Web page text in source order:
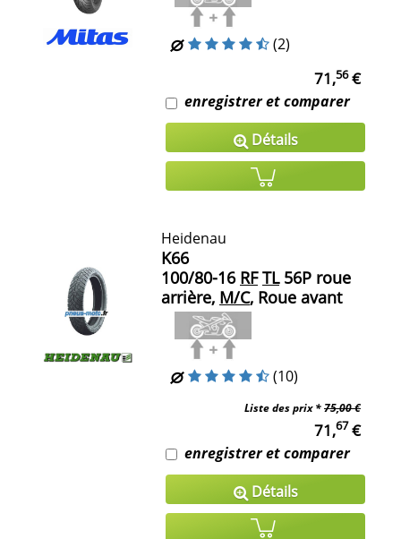
(2)
71,56€
enregistrer et comparer
Détails
Heidenau
K66
100/80-16 RF TL56P roue
arrière, M/C, Roue avant
(10)
Liste des prix *75,00 €
71,67 €
enregistrer et comparer
Détails